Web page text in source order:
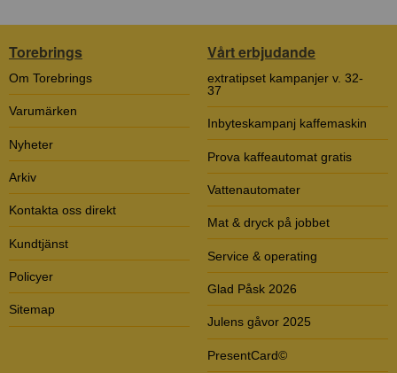
Torebrings
Om Torebrings
Varumärken
Nyheter
Arkiv
Kontakta oss direkt
Kundtjänst
Policyer
Sitemap
Vårt erbjudande
extratipset kampanjer v. 32-
37
Inbyteskampanj kaffemaskin
Prova kaffeautomat gratis
Vattenautomater
Mat & dryck på jobbet
Service & operating
Glad Påsk 2026
Julens gåvor 2025
PresentCard©